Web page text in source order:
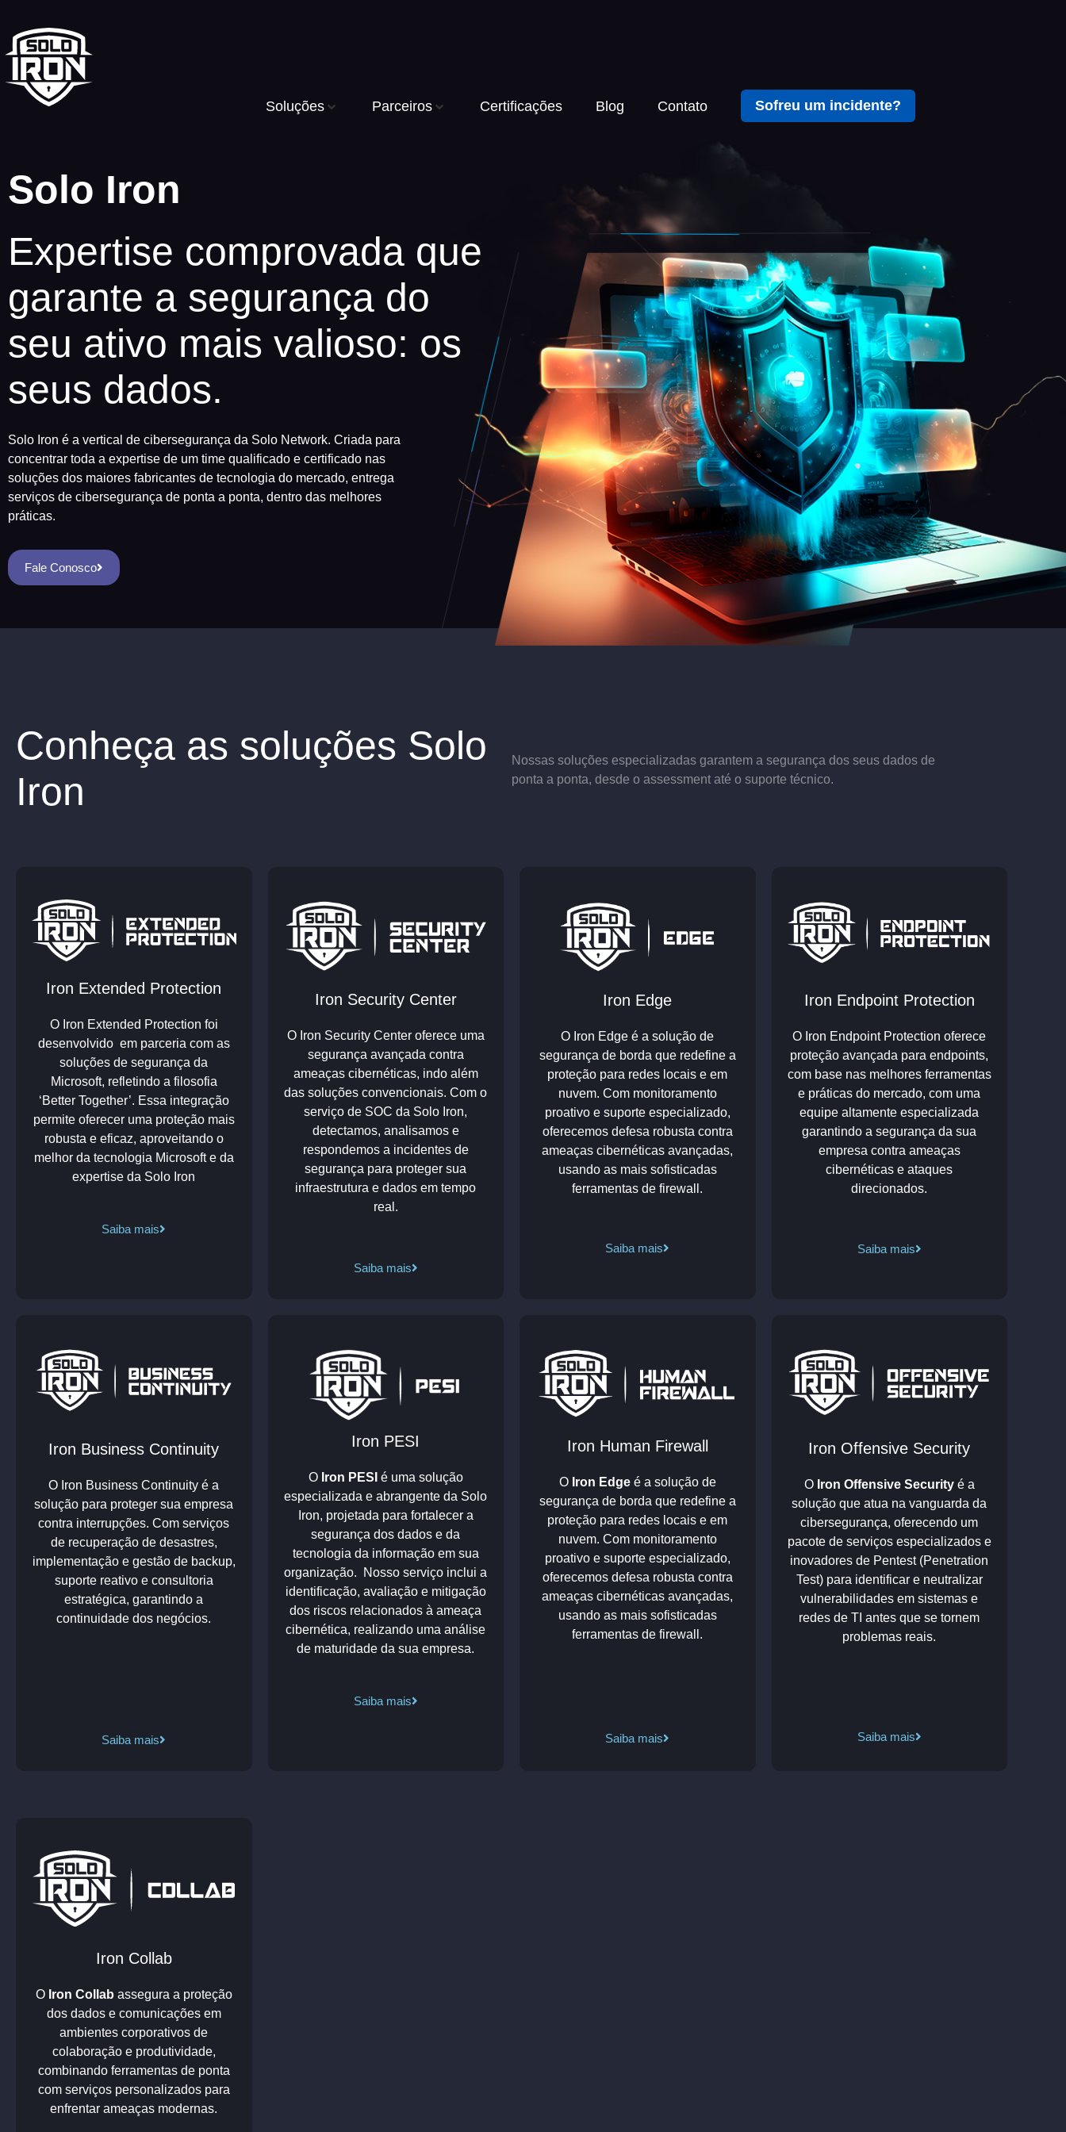
Soluções Parceiros Certificações Blog Contato Sofreu um incidente?
Solo Iron
Expertise comprovada que
garante a segurança do
seu ativo mais valioso: os
seus dados.
Solo Iron é a vertical de cibersegurança da Solo Network. Criada para
concentrar toda a expertise de um time qualificado e certificado nas
soluções dos maiores fabricantes de tecnologia do mercado, entrega
serviços de cibersegurança de ponta a ponta, dentro das melhores
práticas.
Fale Conosco
Conheça as soluções Solo
Iron
Nossas soluções especializadas garantem a segurança dos seus dados de
ponta a ponta, desde o assessment até o suporte técnico.
Iron Extended Protection
O Iron Extended Protection foi
desenvolvido em parceria com as
soluções de segurança da
Microsoft, refletindo a filosofia
‘Better Together’. Essa integração
permite oferecer uma proteção mais
robusta e eficaz, aproveitando o
melhor da tecnologia Microsoft e da
expertise da Solo Iron
Saiba mais
Iron Security Center
O Iron Security Centeroferece uma
segurança avançada contra
ameaças cibernéticas, indo além
das soluções convencionais. Com o
serviço de SOC da Solo Iron,
detectamos, analisamos e
respondemos a incidentes de
segurança para proteger sua
infraestrutura e dados em tempo
real.
Saiba mais
Iron Edge
O Iron Edge é a solução de
segurança de borda que redefine a
proteção para redes locais e em
nuvem. Com monitoramento
proativo e suporte especializado,
oferecemos defesa robusta contra
ameaças cibernéticas avançadas,
usando as mais sofisticadas
ferramentas de firewall.
Saiba mais
Iron Endpoint Protection
O Iron Endpoint Protection oferece
proteção avançada para endpoints,
com base nas melhores ferramentas
e práticas do mercado, com uma
equipe altamente especializada
garantindo a segurança da sua
empresa contra ameaças
cibernéticas e ataques
direcionados.
Saiba mais
Iron Business Continuity
O Iron Business Continuity é a
solução para proteger sua empresa
contra interrupções. Com serviços
de recuperação de desastres,
implementação e gestão de backup,
suporte reativo e consultoria
estratégica, garantindo a
continuidade dos negócios.
Saiba mais
Iron PESI
OIron PESI é uma solução
especializada e abrangente da Solo
Iron, projetada para fortalecer a
segurança dos dados e da
tecnologia da informação em sua
organização. Nosso serviço inclui a
identificação, avaliação e mitigação
dos riscos relacionados à ameaça
cibernética, realizando uma análise
de maturidade da sua empresa.
Saiba mais
Iron Human Firewall
O Iron Edge é a solução de
segurança de borda que redefine a
proteção para redes locais e em
nuvem. Com monitoramento
proativo e suporte especializado,
oferecemos defesa robusta contra
ameaças cibernéticas avançadas,
usando as mais sofisticadas
ferramentas de firewall.
Saiba mais
Iron Offensive Security
O Iron Offensive Securityé a
solução que atua na vanguarda da
cibersegurança, oferecendo um
pacote de serviços especializados e
inovadores de Pentest(Penetration
Test) para identificar e neutralizar
vulnerabilidades em sistemas e
redes de TI antes que se tornem
problemas reais.
Saiba mais
Iron Collab
O Iron Collab assegura a proteção
dos dados e comunicações em
ambientes corporativos de
colaboração e produtividade,
combinando ferramentas de ponta
com serviços personalizados para
enfrentar ameaças modernas.